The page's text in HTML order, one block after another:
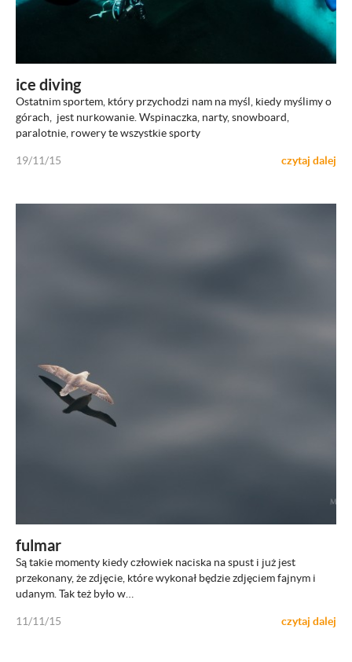
ice diving
Ostatnim sportem, który przychodzi nam na myśl, kiedy myślimy o
górach, jest nurkowanie. Wspinaczka, narty, snowboard,
paralotnie, rowery te wszystkie sporty
19/11/15 czytaj dalej
fulmar
Są takie momenty kiedy człowiek naciska na spust i już jest
przekonany, że zdjęcie, które wykonał będzie zdjęciem fajnym i
udanym. Tak też było w…
11/11/15 czytaj dalej